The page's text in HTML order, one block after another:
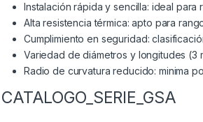
Instalación rápida y sencilla: ideal
Alta resistencia térmica: apto para
Cumplimiento en seguridad:
Variedad de diámetros y longitudes (3
Radio de curvatura reducido: minima
CATALOGO_SERIE_GSA